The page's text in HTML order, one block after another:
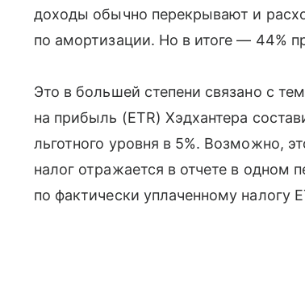
доходы обычно перекрывают и
по амортизации. Но в итоге — 44%
Это в большей степени связано с
на прибыль (ETR) Хэдхантера
льготного уровня в 5%. Возможно,
налог отражается в отчете в одном
по фактически уплаченному налогу